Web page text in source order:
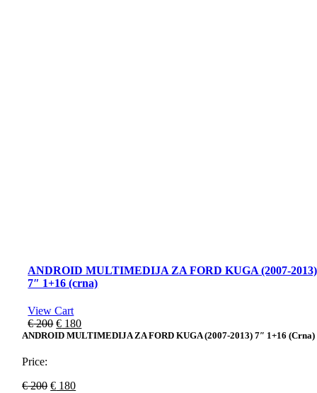
ANDROID MULTIMEDIJA ZA FORD KUGA (2007-2013)
7″ 1+16 (crna)
View Cart
€200 Original
price
€ 180Current
price
ANDROID MULTIMEDIJA ZA FORD KUGA (2007-2013) 7″ 1+16 (crna)
Price:
€200 Original
€ 180Current